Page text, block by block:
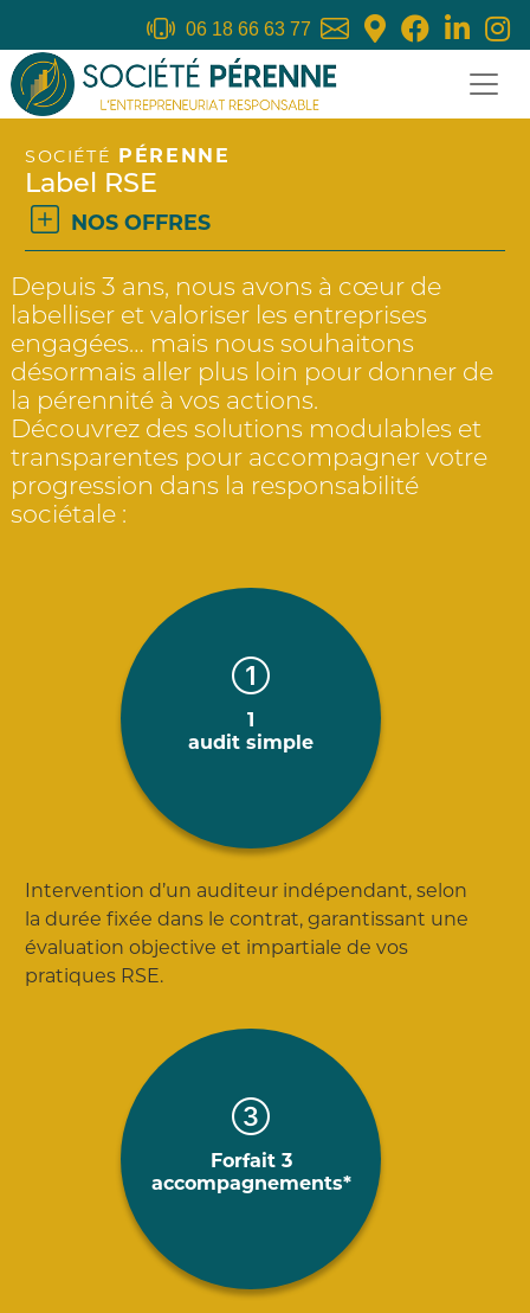
06 18 66 63 77
SOCIÉTÉ PÉRENNE
Label RSE
NOS OFFRES
Depuis 3 ans, nous avons à cœur de
labelliser et valoriser les entreprises
engagées… mais nous souhaitons
désormais aller plus loin pour donner de
la pérennité à vos actions.
Découvrez des solutions modulables et
transparentes pour accompagner votre
progression dans la responsabilité
sociétale :
1
audit simple
Intervention d’un auditeur indépendant, selon
la durée fixée dans le contrat, garantissant une
évaluation objective et impartiale de vos
pratiques RSE.
Forfait 3
accompagnements*